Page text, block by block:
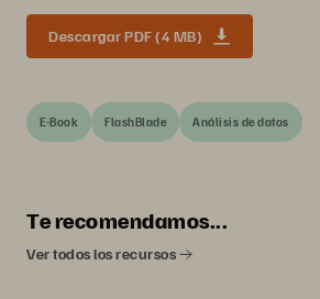
Descargar PDF (4 MB)
E-Book FlashBlade Análisis de datos
Te recomendamos...
Ver todos los recursos